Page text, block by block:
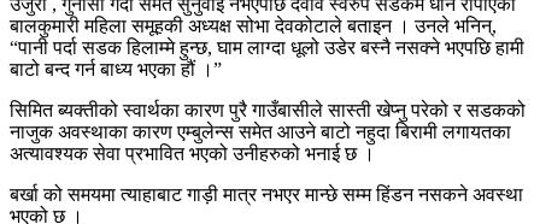
बालकुमारी महिला समूहकी अध्यक्ष सोभा देवकोटाले बताइन । उनले भनिन्,
“पानी पर्दा सडक हिलाम्मे हुन्छ, घाम लाग्दा धूलो उडेर बस्नै नसक्ने भएपछि हामी
बाटो बन्द गर्न बाध्य भएका हौं ।”
सिमित ब्यक्तीको स्वार्थका कारण पुरै गाउँबासीले सास्ती खेप्नु परेको र सडकको
नाजुक अवस्थाका कारण एम्बुलेन्स समेत आउने बाटो नहुदा बिरामी लगायतका
अत्यावश्यक सेवा प्रभावित भएको उनीहरुको भनाई छ ।
बर्खा को समयमा त्याहाबाट गाड़ी मात्र नभएर मान्छे सम्म हिंडन नसकने अवस्था
भएको छ ।